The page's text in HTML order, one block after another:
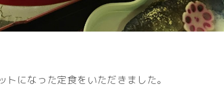
になった定食をいただきました。